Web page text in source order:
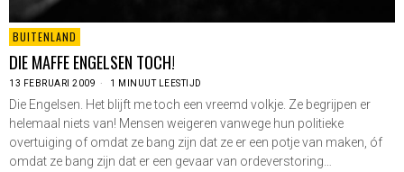
BUITENLAND
DIE MAFFE ENGELSEN TOCH!
13 FEBRUARI 2009 1 MINUUT LEESTIJD
Die Engelsen. Het blijft me toch een vreemd volkje. Ze begrijpen er
helemaal niets van! Mensen weigeren vanwege hun politieke
overtuiging of omdat ze bang zijn dat ze er een potje van maken, óf
omdat ze bang zijn dat er een gevaar van ordeverstoring…